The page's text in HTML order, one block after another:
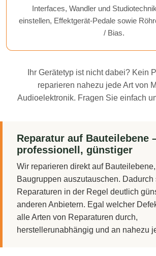
Interfaces, Wandler und
einstellen, Effektgerät-Pedale sowie
/ Bias.
Ihr Gerätetyp ist nicht dabei? Kein
reparieren nahezu jede Art von
Audioelektronik. Fragen Sie einfach
Reparatur auf Bauteilebene
professionell, günstiger
Wir reparieren direkt auf
Baugruppen auszutauschen. Dadurch
Reparaturen in der Regel deutlich
anderen Anbietern. Egal welcher
alle Arten von Reparaturen durch,
herstellerunabhängig und an nahezu